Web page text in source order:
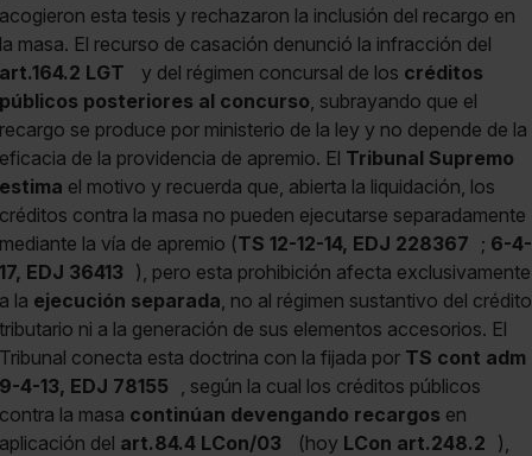
acogieron esta tesis y rechazaron la inclusión del recargo en
la masa. El recurso de casación denunció la infracción del
art.164.2 LGT
y del régimen concursal de los créditos
públicos posteriores al concurso, subrayando que el
recargo se produce por ministerio de la ley y no depende de la
eficacia de la providencia de apremio. El Tribunal Supremo
estima el motivo y recuerda que, abierta la liquidación, los
créditos contra la masa no pueden ejecutarse separadamente
mediante la vía de apremio (TS 12-12-14, EDJ 228367 ; 6-4-
17, EDJ 36413 ), pero esta prohibición afecta exclusivamente
a la ejecución separada, no al régimen sustantivo del crédito
tributario ni a la generación de sus elementos accesorios. El
Tribunal conecta esta doctrina con la fijada por TS cont adm
9-4-13, EDJ 78155 , según la cual los créditos públicos
contra la masa continúan devengando recargos en
aplicación del art.84.4 LCon/03 (hoy LCon art.248.2 ),